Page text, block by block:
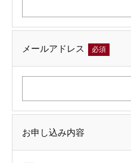
メールアドレス 必須
お申し込み内容